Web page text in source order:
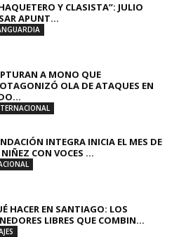
Y CLASISTA”: JULIO
APUNT...
A MONO QUE
OLA DE ATAQUES EN
INTEGRA INICIA EL MES DE
CON VOCES ...
HACER EN SANTIAGO: LOS
LIBRES QUE COMBIN...